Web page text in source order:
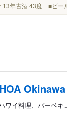
年古酒 43度 ■ビー
Okinawa
ワイ料理、バーベキ